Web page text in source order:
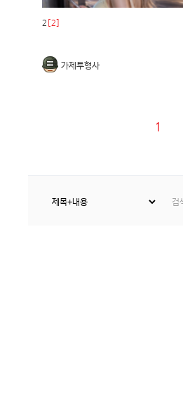
2 [2]
가제투형사
1